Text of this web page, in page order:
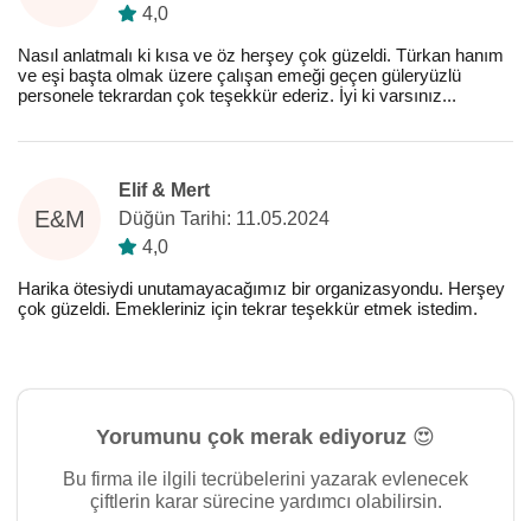
4,0
Nasıl anlatmalı ki kısa ve öz herşey çok güzeldi. Türkan hanım
ve eşi başta olmak üzere çalışan emeği geçen güleryüzlü
personele tekrardan çok teşekkür ederiz. İyi ki varsınız...
E&M
Elif & Mert
Düğün Tarihi: 11.05.2024
4,0
Harika ötesiydi unutamayacağımız bir organizasyondu. Herşey
çok güzeldi. Emekleriniz için tekrar teşekkür etmek istedim.
Yorumunu çok merak ediyoruz 😍
Bu firma ile ilgili tecrübelerini yazarak evlenecek
çiftlerin karar sürecine yardımcı olabilirsin.